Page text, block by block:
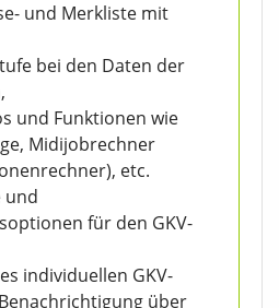
und Merkliste mit
bei den Daten der
und Funktionen wie
Midijobrechner
etc.
und
für den GKV-
individuellen GKV-
über